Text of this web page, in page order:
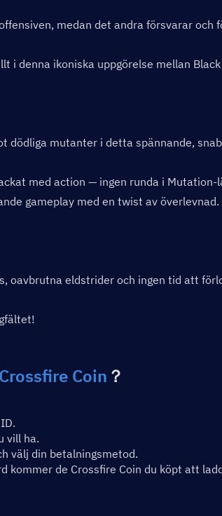
medan det andra försvarar och
i denna ikoniska uppgörelse mellan
dödliga mutanter i detta spännande,
med action — ingen runda i
gameplay med en twist av överlevnad.
oavbrutna eldstrider och ingen tid att
Coin ？
vill ha.
välj din betalningsmetod.
kommer de Crossfire Coin du köpt att